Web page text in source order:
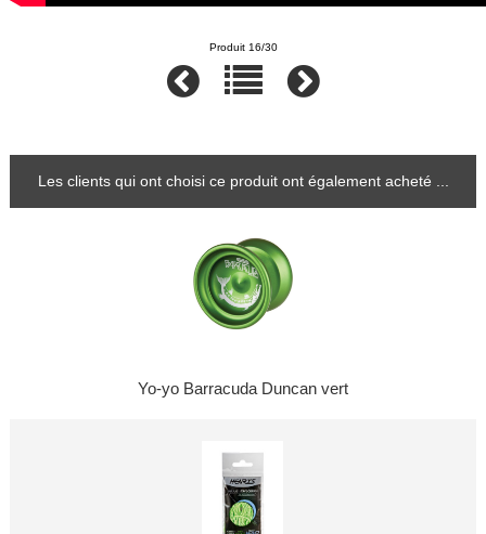
Produit 16/30
Les clients qui ont choisi ce produit ont également acheté ...
Yo-yo Barracuda Duncan vert